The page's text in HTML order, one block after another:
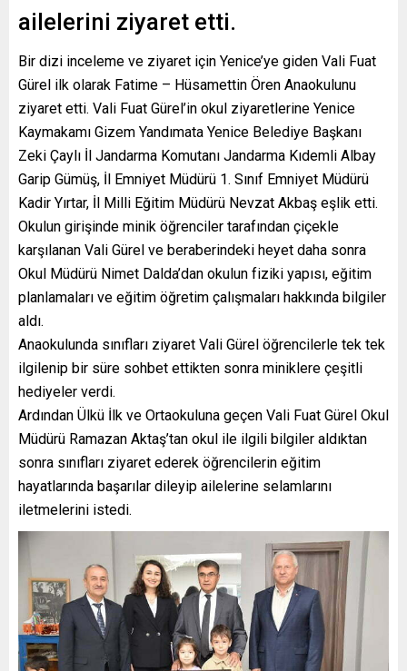
ailelerini ziyaret etti.
Bir dizi inceleme ve ziyaret için Yenice’ye giden Vali Fuat
Gürel ilk olarak Fatime – Hüsamettin Ören Anaokulunu
ziyaret etti. Vali Fuat Gürel’in okul ziyaretlerine Yenice
Kaymakamı Gizem Yandımata Yenice Belediye Başkanı
Zeki Çaylı İl Jandarma Komutanı Jandarma Kıdemli Albay
Garip Gümüş, İl Emniyet Müdürü 1. Sınıf Emniyet Müdürü
Kadir Yırtar, İl Milli Eğitim Müdürü Nevzat Akbaş eşlik etti.
Okulun girişinde minik öğrenciler tarafından çiçekle
karşılanan Vali Gürel ve beraberindeki heyet daha sonra
Okul Müdürü Nimet Dalda’dan okulun fiziki yapısı, eğitim
planlamaları ve eğitim öğretim çalışmaları hakkında bilgiler
aldı.
Anaokulunda sınıfları ziyaret Vali Gürel öğrencilerle tek tek
ilgilenip bir süre sohbet ettikten sonra miniklere çeşitli
hediyeler verdi.
Ardından Ülkü İlk ve Ortaokuluna geçen Vali Fuat Gürel Okul
Müdürü Ramazan Aktaş’tan okul ile ilgili bilgiler aldıktan
sonra sınıfları ziyaret ederek öğrencilerin eğitim
hayatlarında başarılar dileyip ailelerine selamlarını
iletmelerini istedi.